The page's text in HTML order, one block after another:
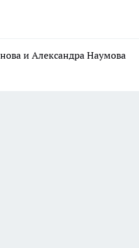
и Александра Наумова